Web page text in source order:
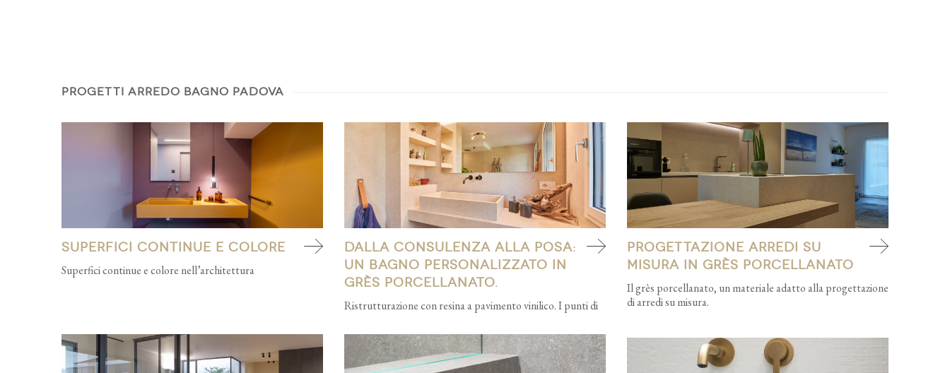
PROGETTI ARREDO BAGNO PADOVA
Superfici continue e colore
Superfici continue e colore nell’architettura
Dalla consulenza alla posa:
un bagno personalizzato in
grès porcellanato.
Ristrutturazione con resina a pavimento vinilico. I punti di
delle superfici.
Progettazione arredi su
misura in grès porcellanato
Il grès porcellanato, un materiale adatto alla progettazione
di arredi su misura.